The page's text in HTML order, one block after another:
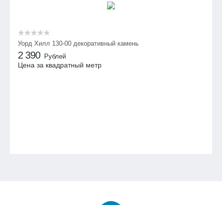
Уорд Хилл 130-00 декоративный камень
2 390 Рублей
Цена за квадратный метр